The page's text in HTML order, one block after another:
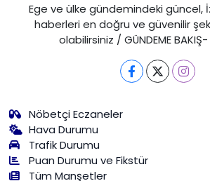
Ege ve ülke gündemindeki güncel,
haberleri en doğru ve güvenilir
olabilirsiniz / GÜNDEME BAKIŞ-
Nöbetçi Eczaneler
Hava Durumu
Trafik Durumu
Puan Durumu ve Fikstür
Tüm Manşetler